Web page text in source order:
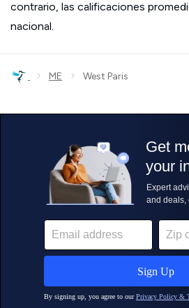
contrario, las calificaciones
nacional.
› ME › West Paris